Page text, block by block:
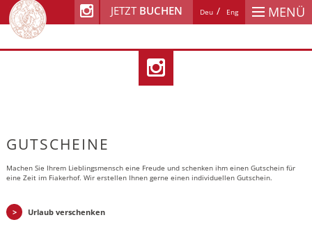
MENÜ
Deu Eng
JETZT BUCHEN
GUTSCHEINE
Machen Sie Ihrem Lieblingsmensch eine Freude und schenken ihm einen Gutschein für
eine Zeit im Fiakerhof. Wir erstellen Ihnen gerne einen individuellen Gutschein.
Urlaub verschenken